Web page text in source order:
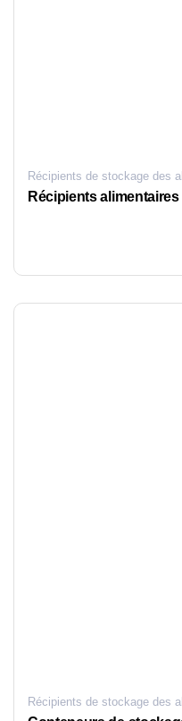
Récipients de stockage des
Récipients de stockage des